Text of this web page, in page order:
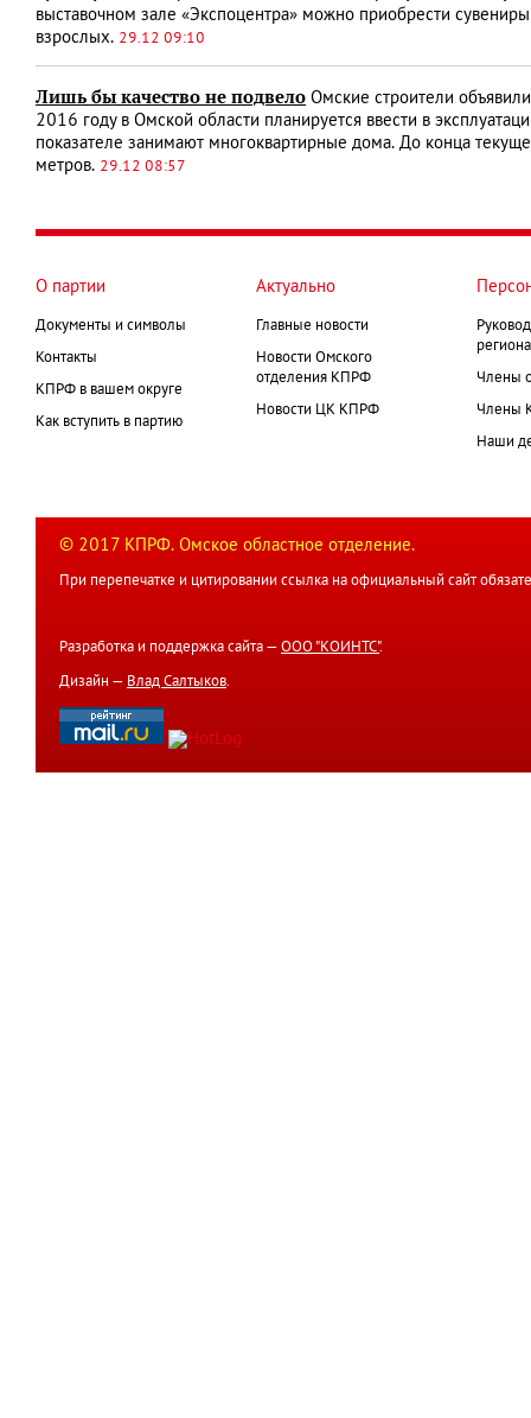
выставочном зале «Экспоцентра» можно приобрести
взрослых. 29.12 09:10
Лишь бы качество не подвело Омские строители
2016 году в Омской области планируется ввести в
показателе занимают многоквартирные дома. До конца
метров. 29.12 08:57
О партии
Документы и символы
Контакты
КПРФ в вашем округе
Как вступить в партию
Актуально
Главные новости
Новости Омского
отделения КПРФ
Новости ЦК КПРФ
Члены
Члены
Наши
© 2017 КПРФ. Омское областное отделение.
При перепечатке и цитировании ссылка на официальный сайт
Разработка и поддержка сайта — ООО "КОИНТС".
Дизайн — Влад Салтыков.